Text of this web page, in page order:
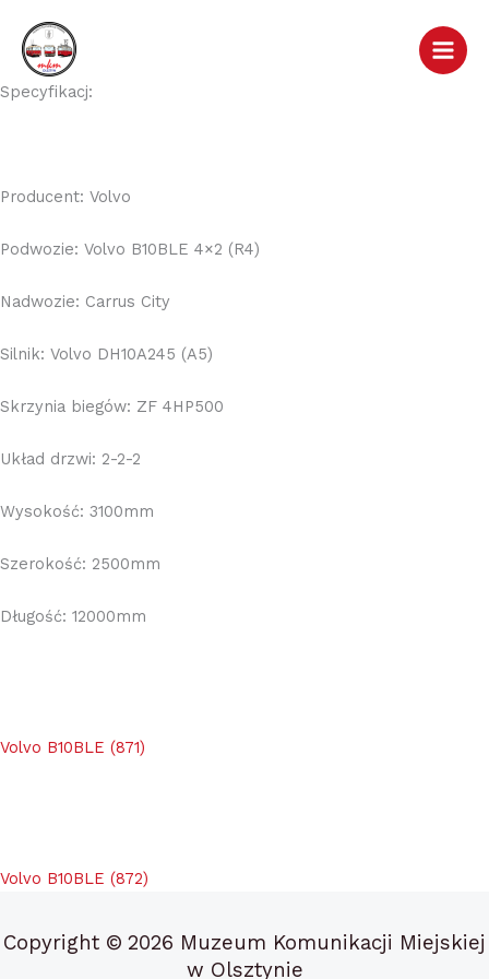
treści
Specyfikacj:
Producent: Volvo
Podwozie: Volvo B10BLE 4×2 (R4)
Nadwozie: Carrus City
Silnik: Volvo DH10A245 (A5)
Skrzynia biegów: ZF 4HP500
Układ drzwi: 2-2-2
Wysokość: 3100mm
Szerokość: 2500mm
Długość: 12000mm
Volvo B10BLE (871)
Volvo B10BLE (872)
Copyright © 2026 Muzeum Komunikacji Miejskiej
w Olsztynie